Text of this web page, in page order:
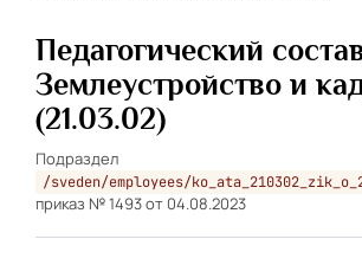
Педагогический
Землеустройство и
(21.03.02)
Подраздел
/sveden/employees/
приказ № 1493 от 04.08.2023